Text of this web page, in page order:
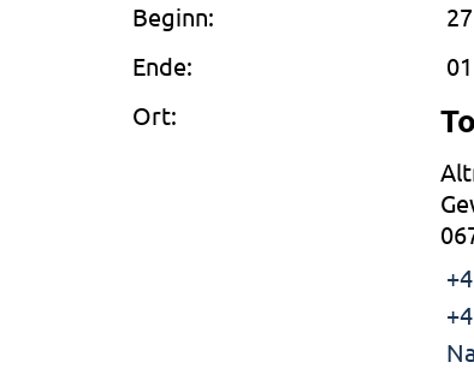
Beginn:
Ende:
Ort: